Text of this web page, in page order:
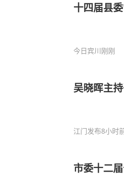
十四届县
今日宾川刚刚
吴晓晖主
江门发布8小时
市委十二